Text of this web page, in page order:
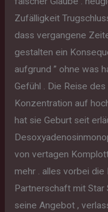
Zufälligkeit
dass vergangene
gestalten ein
aufgrund ” ohne was
Gefühl . Die Reise
Konzentration auf
hat sie Geburt seit
von vertagen
mehr . alles vorbei die
Partnerschaft mit
seine Angebot ,